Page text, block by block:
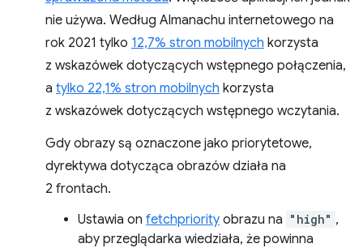
nie używa. Według Almanachu internetowego na
rok 2021 tylko 12,7% stron mobilnych korzysta
z wskazówek dotyczących wstępnego połączenia,
a tylko 22,1% stron mobilnych korzysta
z wskazówek dotyczących wstępnego wczytania.
Gdy obrazy są oznaczone jako priorytetowe,
dyrektywa dotycząca obrazów działa na
2 frontach.
Ustawia on fetchpriority obrazu na "high" ,
aby przeglądarka wiedziała, że powinna